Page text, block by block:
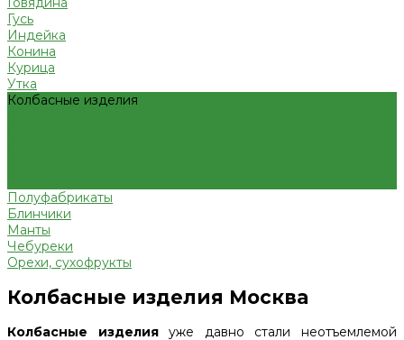
Гусь
Индейка
Конина
Курица
Утка
Колбасные изделия
Полуфабрикаты
Блинчики
Манты
Чебуреки
Орехи, сухофрукты
Колбасные изделия Москва
Колбасные изделияуже давно стали неотъемлемой